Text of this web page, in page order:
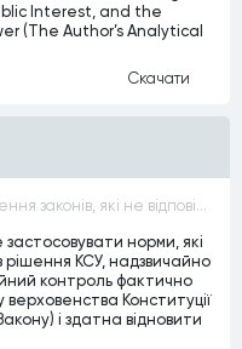
Interest, and the
(The Author’s Analytical
Скачати
Суди не мають застосовувати положення законів, які не відповідають Конституції, незалежно від того, чи визнавалися вони Конституційним Судом України неконституційними, тобто закони, що суперечать Конституції України не можуть застосовуватися навіть у випадках, коли вони є чинними
норми, які
рішення КСУ, надзвичайно
контроль фактично
верховенства Конституції
і здатна відновити